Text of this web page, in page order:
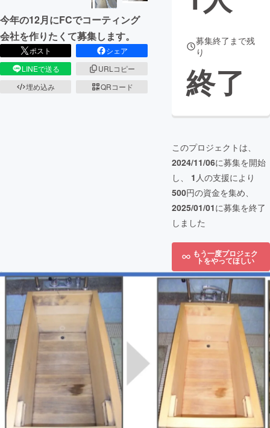
今年の12月にFCでコーティング
会社を作りたくて募集します。
ポスト
シェア
LINEで送る
URLコピー
埋め込み
QRコード
募集終了まで残
り
終了
このプロジェクトは、
2024/11/06に募集を開始
し、 1 人の支援により
500円の資金を集め、
2025/01/01に募集を終了
しました
もう一度プロジェク
トをやってほしい